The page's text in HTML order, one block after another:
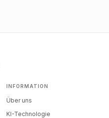
INFORMATION
Über uns
KI-Technologie